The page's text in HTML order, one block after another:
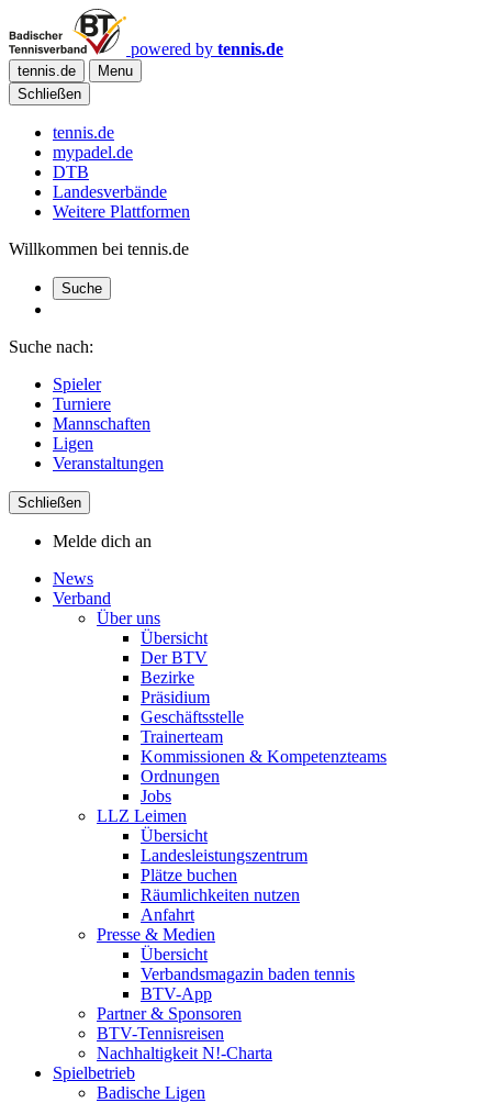
powered by tennis.de
tennis.de
Menu
Schließen
tennis.de
mypadel.de
DTB
Landesverbände
Weitere Plattformen
Willkommen bei tennis.de
Suche
Suche nach:
Spieler
Turniere
Mannschaften
Ligen
Veranstaltungen
Schließen
Melde dich an
News
Verband
Über uns
Übersicht
Der BTV
Bezirke
Präsidium
Geschäftsstelle
Trainerteam
Kommissionen & Kompetenzteams
Ordnungen
Jobs
LLZ Leimen
Übersicht
Landesleistungszentrum
Plätze buchen
Räumlichkeiten nutzen
Anfahrt
Presse & Medien
Übersicht
Verbandsmagazin baden tennis
BTV-App
Partner & Sponsoren
BTV-Tennisreisen
Nachhaltigkeit N!-Charta
Spielbetrieb
Badische Ligen